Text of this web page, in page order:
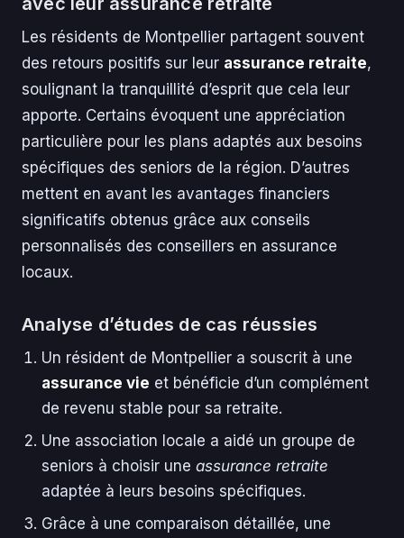
Les résidents de Montpellier partagent souvent
des retours positifs sur leur assurance retraite,
soulignant la tranquillité d’esprit que cela leur
apporte. Certains évoquent une appréciation
particulière pour les plans adaptés aux besoins
spécifiques des seniors de la région. D’autres
mettent en avant les avantages financiers
significatifs obtenus grâce aux conseils
personnalisés des conseillers en assurance
locaux.
Analyse d’études de cas réussies
Un résident de Montpellier a souscrit à une
assurance vie et bénéficie d’un complément
de revenu stable pour sa retraite.
Une association locale a aidé un groupe de
seniors à choisir une assurance retraite
adaptée à leurs besoins spécifiques.
Grâce à une comparaison détaillée, une